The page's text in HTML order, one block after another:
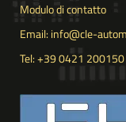
Modulo di contatto
Email: info@cle-
Tel: +39 0421 200150